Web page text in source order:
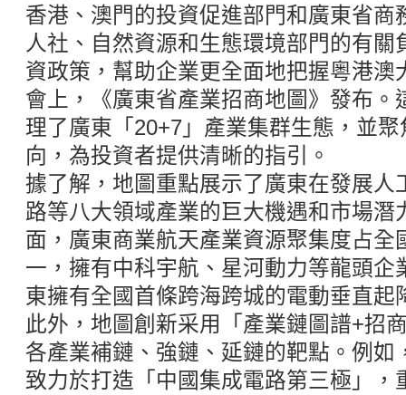
香港、澳門的投資促進部門和廣東省商
人社、自然資源和生態環境部門的有關
資政策，幫助企業更全面地把握粵港澳
會上，《廣東省產業招商地圖》發布。
理了廣東「20+7」產業集群生態，並
向，為投資者提供清晰的指引。
據了解，地圖重點展示了廣東在發展人
路等八大領域產業的巨大機遇和市場潛
面，廣東商業航天產業資源聚集度占全
一，擁有中科宇航、星河動力等龍頭企
東擁有全國首條跨海跨城的電動垂直起
此外，地圖創新采用「產業鏈圖譜+招
各產業補鏈、強鏈、延鏈的靶點。例如
致力於打造「中國集成電路第三極」，